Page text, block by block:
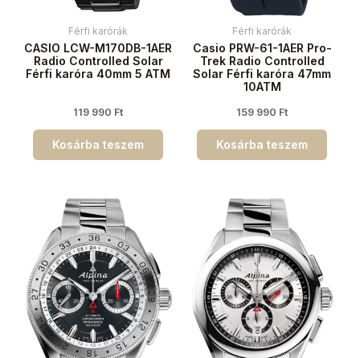
Férfi karórák
CASIO LCW-M170DB-1AER
Radio Controlled Solar
Férfi karóra 40mm 5 ATM
119 990 Ft
Kosárba teszem
Férfi karórák
Casio PRW-61-1AER Pro-
Trek Radio Controlled
Solar Férfi karóra 47mm
10ATM
159 990 Ft
Kosárba teszem